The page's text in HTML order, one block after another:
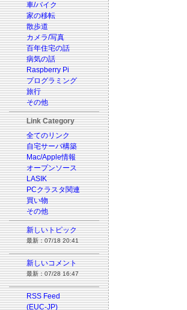
車/バイク
家の移転
散歩道
カメラ/写真
百年住宅の話
病気の話
Raspberry Pi
プログラミング
旅行
その他
Link Category
全てのリンク
自宅サーバ構築
Mac/Apple情報
オープンソース
LASIK
PCクラスタ関連
買い物
その他
新しいトピック
最新：07/18 20:41
新しいコメント
最新：07/28 16:47
RSS Feed
(EUC-JP)